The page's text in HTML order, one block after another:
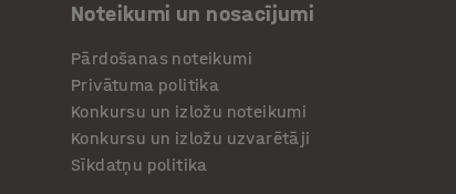
Noteikumi un nosacījumi
Pārdošanas noteikumi
Privātuma politika
Konkursu un izložu noteikumi
Konkursu un izložu uzvarētāji
Sīkdatņu politika